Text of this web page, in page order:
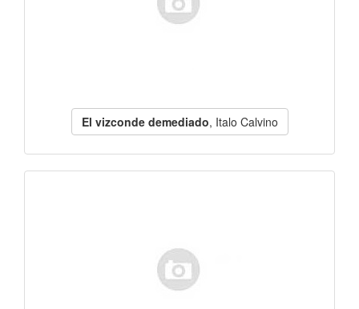
El vizconde demediado, Italo Calvino